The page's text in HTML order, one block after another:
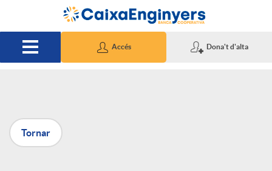
Salta al contingut principal
Accés Dona't d'alta
P
u
Tornar